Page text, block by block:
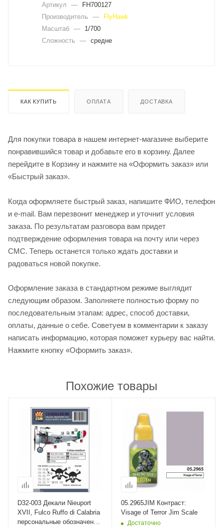
Артикул —
FH700127
Производитель
—
FlyHawk
Масштаб —
1/700
Сложность
— средне
КАК КУПИТЬ ОПЛАТА ДОСТАВКА
Для покупки товара в нашем интернет-магазине выберите
понравившийся товар и добавьте его в корзину. Далее
перейдите в Корзину и нажмите на «Оформить заказ» или
«Быстрый заказ».
Когда оформляете быстрый заказ, напишите ФИО, телефон
и e-mail. Вам перезвонит менеджер и уточнит условия
заказа. По результатам разговора вам придет
подтверждение оформления товара на почту или через
СМС. Теперь останется только ждать доставки и
радоваться новой покупке.
Оформление заказа в стандартном режиме выглядит
следующим образом. Заполняете полностью форму по
последовательным этапам: адрес, способ доставки,
оплаты, данные о себе. Советуем в комментарии к заказу
написать информацию, которая поможет курьеру вас найти.
Нажмите кнопку «Оформить заказ».
Похожие товары
D32-003 Декали Nieuport
XVII, Fulco Ruffo di Calabria
персональные обозначения
05.2965JIM Контраст:
Visage of Terror Jim Scale
Достаточно